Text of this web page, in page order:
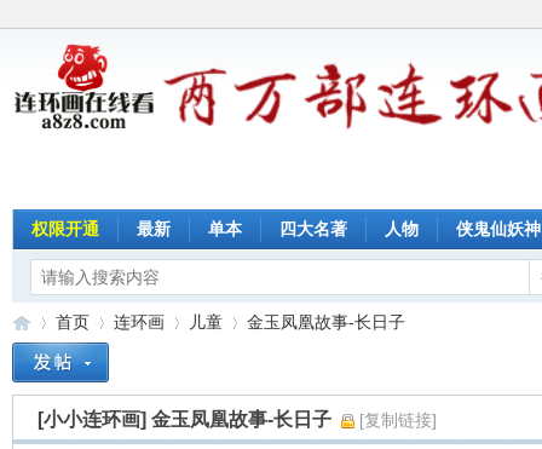
权限开通 最新 单本 四大名著 人物 侠鬼仙妖神
»
首页
›
连环画
›
儿童
›
金玉凤凰故事-长日子
[小小连环画] 金玉凤凰故事-长日子 [复制链接]